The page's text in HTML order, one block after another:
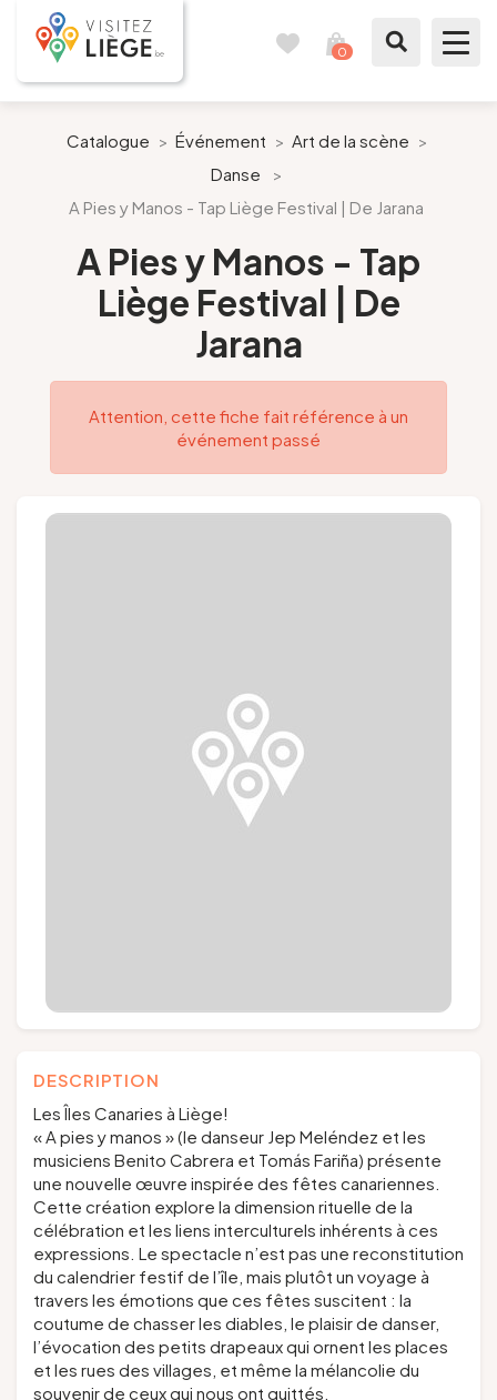
0
Préparer mon séjour
Nos suggestions
Presse
Catalogue > Événement > Art de la scène >
Danse
>
A Pies y Manos - Tap Liège Festival | De Jarana
A Pies y Manos - Tap
Liège Festival | De
Jarana
Attention, cette fiche fait référence à un
événement passé
DESCRIPTION
Les Îles Canaries à Liège!
« A pies y manos » (le danseur Jep Meléndez et les
musiciens Benito Cabrera et Tomás Fariña) présente
une nouvelle œuvre inspirée des fêtes canariennes.
Cette création explore la dimension rituelle de la
célébration et les liens interculturels inhérents à ces
expressions. Le spectacle n’est pas une reconstitution
du calendrier festif de l’île, mais plutôt un voyage à
travers les émotions que ces fêtes suscitent : la
coutume de chasser les diables, le plaisir de danser,
l’évocation des petits drapeaux qui ornent les places
et les rues des villages, et même la mélancolie du
souvenir de ceux qui nous ont quittés.